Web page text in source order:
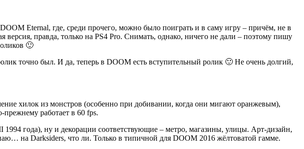
Eternal, где, среди прочего, можно было поиграть и в саму игру – причём, не в
правда, только на PS4 Pro. Снимать, однако, ничего не дали – поэтому пишу
🙂
точно был. И да, теперь в DOOM есть вступительный ролик 🙂 Не очень долгий,
хилок из монстров (особенно при добивании, когда они мигают оранжевым),
работает в 60 fps.
года), ну и декорации соответствующие – метро, магазины, улицы. Арт-дизайн,
на Darksiders, что ли. Только в типичной для DOOM 2016 жёлтоватой гамме.